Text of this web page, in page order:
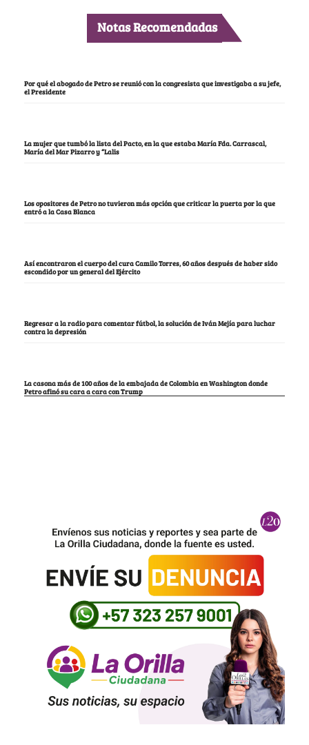
Notas Recomendadas
Por qué el abogado de Petro se reunió con la congresista que investigaba a su jefe,
el Presidente
La mujer que tumbó la lista del Pacto, en la que estaba María Fda. Carrascal,
María del Mar Pizarro y “Lalis
Los opositores de Petro no tuvieron más opción que criticar la puerta por la que
entró a la Casa Blanca
Así encontraron el cuerpo del cura Camilo Torres, 60 años después de haber sido
escondido por un general del Ejército
Regresar a la radio para comentar fútbol, la solución de Iván Mejía para luchar
contra la depresión
La casona más de 100 años de la embajada de Colombia en Washington donde
Petro afinó su cara a cara con Trump